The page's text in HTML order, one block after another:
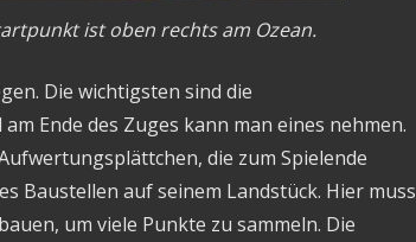
ist oben rechts am Ozean.
Die wichtigsten sind die
Ende des Zuges kann man eines nehmen.
die zum Spielende
Baustellen auf seinem Landstück. Hier muss
um viele Punkte zu sammeln. Die